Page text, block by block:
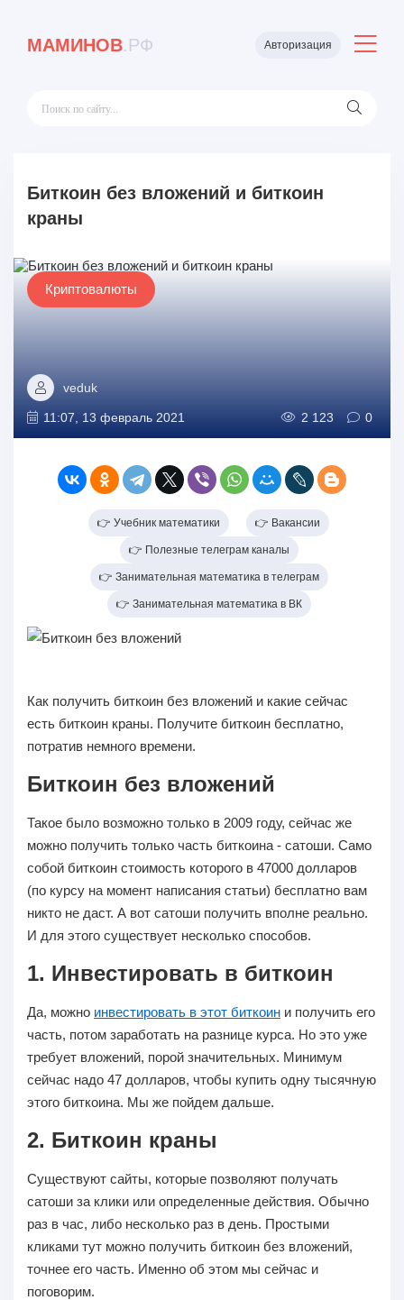
МАМИНОВ.РФ Авторизация
Биткоин без вложений и биткоин
краны
Криптовалюты
veduk
11:07, 13 февраль 2021 2 123 0
👉 Учебник математики 👉 Вакансии
👉 Полезные телеграм каналы
👉 Занимательная математика в телеграм
👉 Занимательная математика в ВК
Как получить биткоин без вложений и какие сейчас
есть биткоин краны. Получите биткоин бесплатно,
потратив немного времени.
Биткоин без вложений
Такое было возможно только в 2009 году, сейчас же
можно получить только часть биткоина - сатоши. Само
собой биткоин стоимость которого в 47000 долларов
(по курсу на момент написания статьи) бесплатно вам
никто не даст. А вот сатоши получить вполне реально.
И для этого существует несколько способов.
1. Инвестировать в биткоин
Да, можно инвестировать в этот биткоин и получить его
часть, потом заработать на разнице курса. Но это уже
требует вложений, порой значительных. Минимум
сейчас надо 47 долларов, чтобы купить одну тысячную
этого биткоина. Мы же пойдем дальше.
2. Биткоин краны
Существуют сайты, которые позволяют получать
сатоши за клики или определенные действия. Обычно
раз в час, либо несколько раз в день. Простыми
кликами тут можно получить биткоин без вложений,
точнее его часть. Именно об этом мы сейчас и
поговорим.